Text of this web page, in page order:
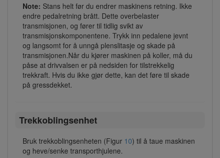
Note: Stans helt før du endrer maskinens retning. Ikke
endre pedalretning brått. Dette overbelaster
transmisjonen, og fører til tidlig svikt av
transmisjonskomponentene. Trykk inn pedalene jevnt
og langsomt for å unngå plenslitasje og skade på
transmisjonen.Når du kjører maskinen på koller, må du
påse at drivvalsen er på nedsiden for tilstrekkelig
trekkraft. Hvis du ikke gjør dette, kan det føre til skade
på gressdekket.
Trekkoblingsenhet
Bruk trekkoblingsenheten (Figur 10) til å taue maskinen
og heve/senke transporthjulene.